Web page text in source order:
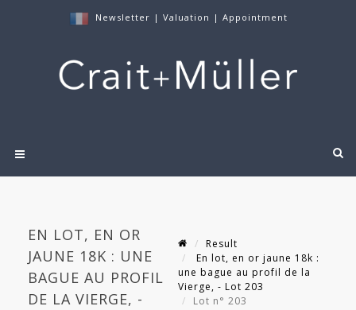
Newsletter | Valuation | Appointment
EN LOT, EN OR
JAUNE 18K : UNE
BAGUE AU PROFIL
DE LA VIERGE, -
Result
En lot, en or jaune 18k :
une bague au profil de la
Vierge, - Lot 203
Lot n° 203